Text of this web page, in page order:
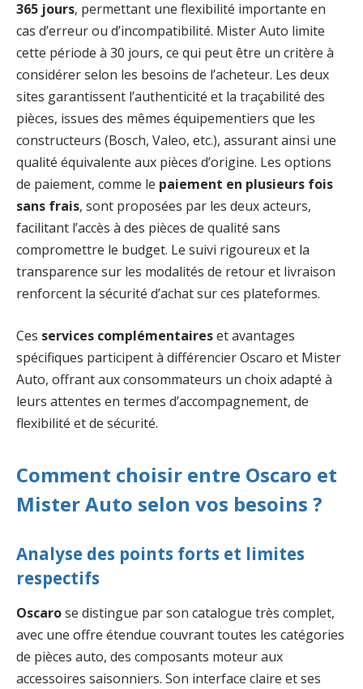
365 jours, permettant une flexibilité importante en
cas d’erreur ou d’incompatibilité. Mister Auto limite
cette période à 30 jours, ce qui peut être un critère à
considérer selon les besoins de l’acheteur. Les deux
sites garantissent l’authenticité et la traçabilité des
pièces, issues des mêmes équipementiers que les
constructeurs (Bosch, Valeo, etc.), assurant ainsi une
qualité équivalente aux pièces d’origine. Les options
de paiement, comme le paiement en plusieurs fois
sans frais, sont proposées par les deux acteurs,
facilitant l’accès à des pièces de qualité sans
compromettre le budget. Le suivi rigoureux et la
transparence sur les modalités de retour et livraison
renforcent la sécurité d’achat sur ces plateformes.
Ces services complémentaireset avantages
spécifiques participent à différencier Oscaro et Mister
Auto, offrant aux consommateurs un choix adapté à
leurs attentes en termes d’accompagnement, de
flexibilité et de sécurité.
Comment choisir entre Oscaro et
Mister Auto selon vos besoins ?
Analyse des points forts et limites
respectifs
Oscarose distingue par son catalogue très complet,
avec une offre étendue couvrant toutes les catégories
de pièces auto, des composants moteur aux
accessoires saisonniers. Son interface claire et ses